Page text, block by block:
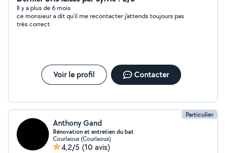
Il y a plus de 6 mois
ce monsieur a dit qu'il me recontacter j'attends toujours pas
très correct
Voir le profil Contacter
Particulier
Anthony Gand
Rénovation et entretien du bat
Courlaoux (Courlaoux)
4,2/5 (10 avis)